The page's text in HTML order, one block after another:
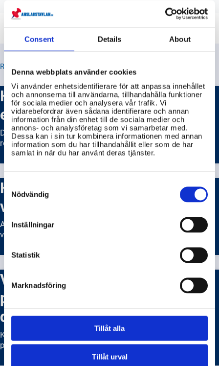
Consent Details About
Denna webbplats använder cookies
Vi använder enhetsidentifierare för att anpassa innehållet
och annonserna till användarna, tillhandahålla funktioner
för sociala medier och analysera vår trafik. Vi
vidarebefordrar även sådana identifierare och annan
information från din enhet till de sociala medier och
annons- och analysföretag som vi samarbetar med.
Dessa kan i sin tur kombinera informationen med annan
information som du har tillhandahållit eller som de har
samlat in när du har använt deras tjänster.
Selection
Nödvändig
Inställningar
Statistik
Marknadsföring
Tillåt alla
Tillåt urval
RELATERADE TIPS
Hur ansöker jag om patent för
en uppfinning?
Du kan ansöka om patent genom att kontakta Patent- och
registreringsverket (PRV).
Hur kan jag skydda mitt
varumärke?
Att skydda ditt varumärke är viktigt för att säkra din
verksamhet och din identitet på marknaden.
Vad kostar det att ansöka om
patent, varumärke eller
designskydd?
Kostnaderna för ansökningsprocessen varierar beroende
på typ av skydd och specifika omständigheter.